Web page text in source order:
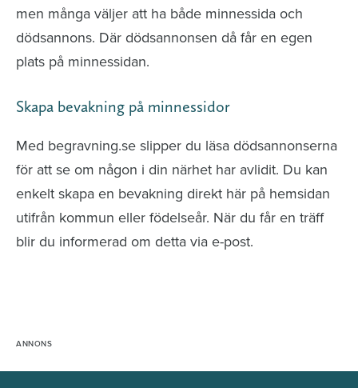
men många väljer att ha både minnessida och
dödsannons. Där dödsannonsen då får en egen
plats på minnessidan.
Skapa bevakning på minnessidor
Med begravning.se slipper du läsa dödsannonserna
för att se om någon i din närhet har avlidit. Du kan
enkelt skapa en bevakning direkt här på hemsidan
utifrån kommun eller födelseår. När du får en träff
blir du informerad om detta via e-post.